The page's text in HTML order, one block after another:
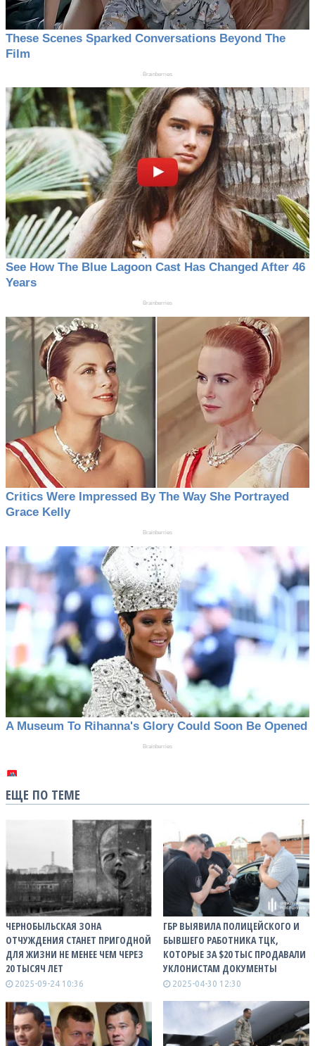
ЕЩЕ ПО ТЕМЕ
ЧЕРНОБЫЛЬСКАЯ ЗОНА
ОТЧУЖДЕНИЯ СТАНЕТ ПРИГОДНОЙ
ДЛЯ ЖИЗНИ НЕ МЕНЕЕ ЧЕМ ЧЕРЕЗ
20 ТЫСЯЧ ЛЕТ
2025-09-24 10:36
ГБР ВЫЯВИЛА ПОЛИЦЕЙСКОГО И
БЫВШЕГО РАБОТНИКА ТЦК,
КОТОРЫЕ ЗА $20 ТЫС ПРОДАВАЛИ
УКЛОНИСТАМ ДОКУМЕНТЫ
2025-04-30 12:30